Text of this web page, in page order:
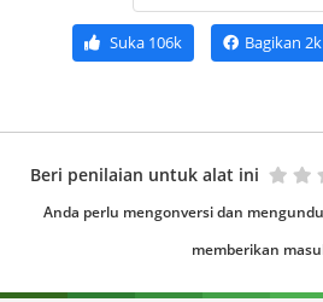
Suka106k Bagikan 2k
Beri penilaian untuk alat ini
Anda perlu mengonversi dan
memberikan